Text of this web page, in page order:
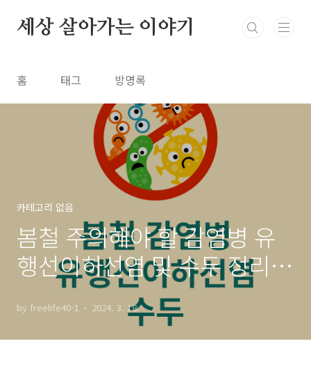
세상 살아가는 이야기
홈 태그 방명록
카테고리 없음
봄철 주의해야 할 감염병 유
행선이하선염 및 수두 정리
by freelife40-1 2024. 3. 18.